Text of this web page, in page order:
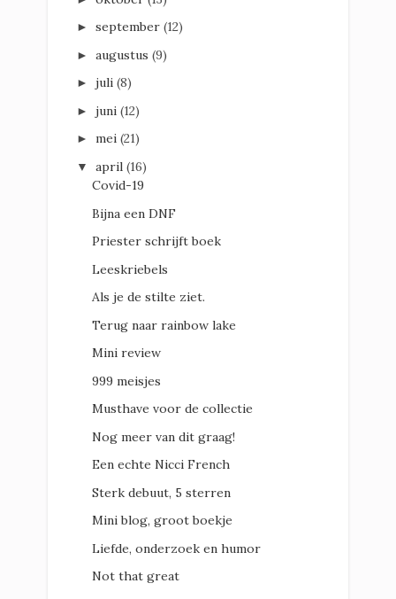
► september (12)
► augustus (9)
► juli (8)
► juni (12)
► mei (21)
▼ april (16)
Covid-19
Bijna een DNF
Priester schrijft boek
Leeskriebels
Als je de stilte ziet.
Terug naar rainbow lake
Mini review
999 meisjes
Musthave voor de collectie
Nog meer van dit graag!
Een echte Nicci French
Sterk debuut, 5 sterren
Mini blog, groot boekje
Liefde, onderzoek en humor
Not that great